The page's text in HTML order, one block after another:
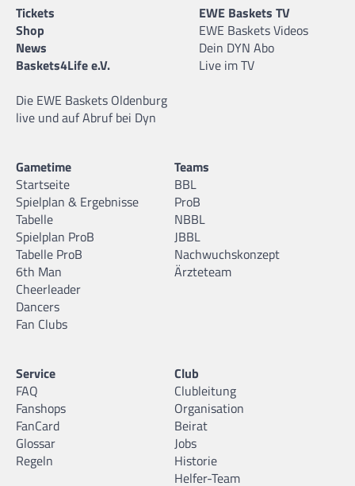
Tickets
Shop
News
Baskets4Life e.V.
Die EWE Baskets Oldenburg
live und auf Abruf bei Dyn
EWE Baskets TV
EWE Baskets Videos
Dein DYN Abo
Live im TV
Gametime
Startseite
Spielplan & Ergebnisse
Tabelle
Spielplan ProB
Tabelle ProB
6th Man
Cheerleader
Dancers
Fan Clubs
Teams
BBL
ProB
NBBL
JBBL
Nachwuchskonzept
Ärzteteam
Service
FAQ
Fanshops
FanCard
Glossar
Regeln
Club
Clubleitung
Organisation
Beirat
Jobs
Historie
Helfer-Team